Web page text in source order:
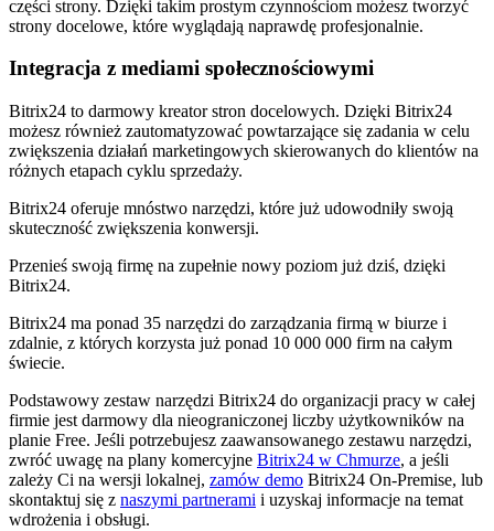
części strony. Dzięki takim prostym czynnościom możesz tworzyć
strony docelowe, które wyglądają naprawdę profesjonalnie.
Integracja z mediami społecznościowymi
Bitrix24 to darmowy kreator stron docelowych. Dzięki Bitrix24
możesz również zautomatyzować powtarzające się zadania w celu
zwiększenia działań marketingowych skierowanych do klientów na
różnych etapach cyklu sprzedaży.
Bitrix24 oferuje mnóstwo narzędzi, które już udowodniły swoją
skuteczność zwiększenia konwersji.
Przenieś swoją firmę na zupełnie nowy poziom już dziś, dzięki
Bitrix24.
Bitrix24 ma ponad 35 narzędzi do zarządzania firmą w biurze i
zdalnie, z których korzysta już ponad 10 000 000 firm na całym
świecie.
Podstawowy zestaw narzędzi Bitrix24 do organizacji pracy w całej
firmie jest darmowy dla nieograniczonej liczby użytkowników na
planie Free. Jeśli potrzebujesz zaawansowanego zestawu narzędzi,
zwróć uwagę na plany komercyjne Bitrix24 w Chmurze, a jeśli
zależy Ci na wersji lokalnej, zamów demo Bitrix24 On-Premise, lub
skontaktuj się z naszymi partnerami i uzyskaj informacje na temat
wdrożenia i obsługi.